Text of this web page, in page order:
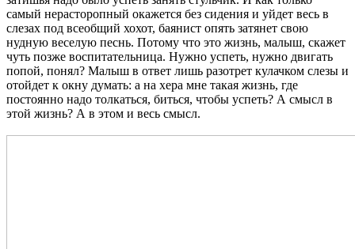
самый нерасторопный окажется без сидения и уйдет весь в
слезах под всеобщий хохот, баянист опять затянет свою
нудную веселую песнь. Потому что это жизнь, малыш, скажет
чуть позже воспитательница. Нужно успеть, нужно двигать
попой, понял? Малыш в ответ лишь разотрет кулачком слезы и
отойдет к окну думать: а на хера мне такая жизнь, где
постоянно надо толкаться, биться, чтобы успеть? А смысл в
этой жизнь? А в этом и весь смысл.